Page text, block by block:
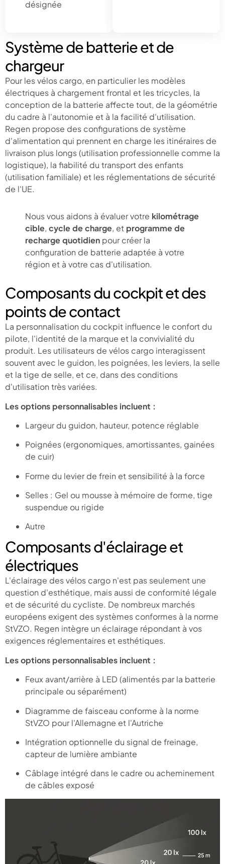
désignée
Système de batterie et de
chargeur
Pour les vélos cargo, en particulier les modèles
électriques à chargement frontal et les tricycles, la
conception de la batterie affecte tout, de la géométrie
du cadre à l'autonomie et à la facilité d'utilisation.
Regen propose des configurations de système
d'alimentation qui prennent en charge les itinéraires de
livraison plus longs (utilisation professionnelle comme la
logistique), la fiabilité du transport des enfants
(utilisation familiale) et les réglementations de sécurité
de l'UE.
Nous vous aidons à évaluer votre kilométrage
cible, cycle de charge, et programme de
recharge quotidien pour créer la
configuration de batterie adaptée à votre
région et à votre cas d'utilisation.
Composants du cockpit et des
points de contact
La personnalisation du cockpit influence le confort du
pilote, l'identité de la marque et la convivialité du
produit. Les utilisateurs de vélos cargo interagissent
souvent avec le guidon, les poignées, les leviers, la selle
et la tige de selle, et ce, dans des conditions
d'utilisation très variées.
Les options personnalisables incluent :
Largeur du guidon, hauteur, potence réglable
Poignées (ergonomiques, amortissantes, gainées
de cuir)
Forme du levier de frein et sensibilité à la force
Selles : Gel ou mousse à mémoire de forme, tige
suspendue ou rigide
Autre
Composants d'éclairage et
électriques
L'éclairage des vélos cargo n'est pas seulement une
question d'esthétique, mais aussi de conformité légale
et de sécurité du cycliste. De nombreux marchés
européens exigent des systèmes conformes à la norme
StVZO. Regen intègre un éclairage répondant à vos
exigences réglementaires et esthétiques.
Les options personnalisables incluent :
Feux avant/arrière à LED (alimentés par la batterie
principale ou séparément)
Diagramme de faisceau conforme à la norme
StVZO pour l'Allemagne et l'Autriche
Intégration optionnelle du signal de freinage,
capteur de lumière ambiante
Câblage intégré dans le cadre ou acheminement
de câbles exposé